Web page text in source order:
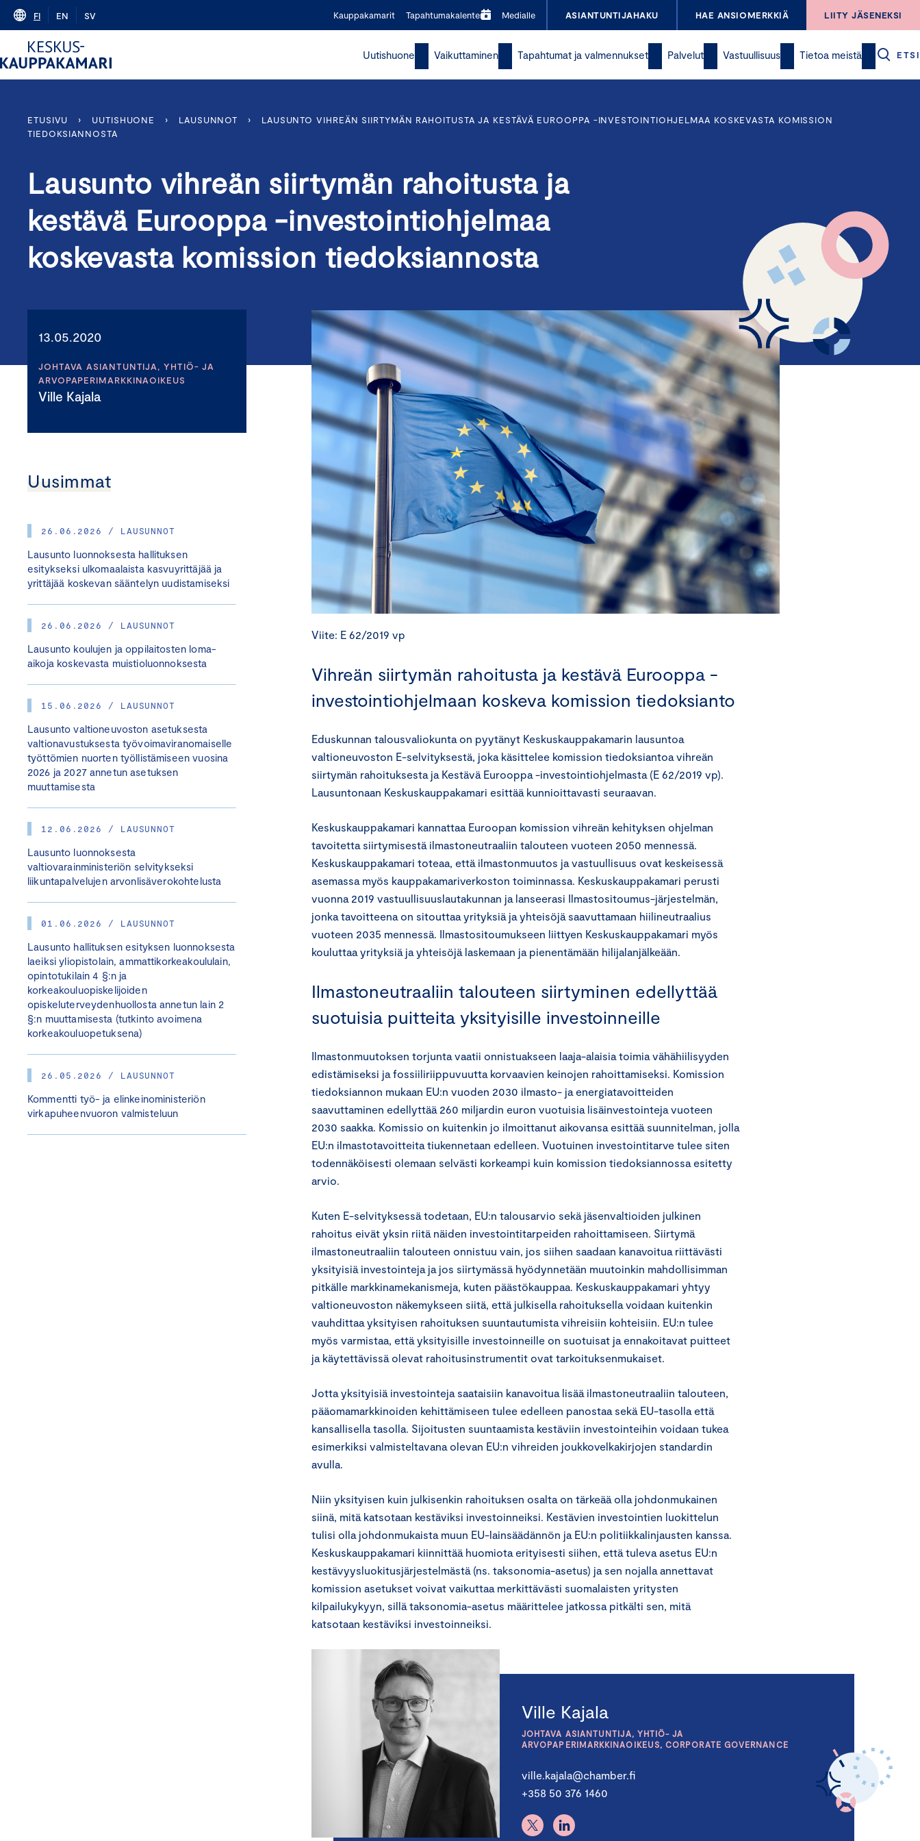
Skip
content
FI EN SV Kauppakamarit Tapahtumakalenteri Medialle ASIANTUNTIJAHAKU HAE ANSIOMERKKIÄ LIITY JÄSENEKSI
Uutishuone Vaikuttaminen Tapahtumat ja valmennukset Palvelut Vastuullisuus Tietoa meistä ETSI
ETUSIVU › UUTISHUONE › LAUSUNNOT ›
LAUSUNTO VIHREÄN SIIRTYMÄN RAHOITUSTA JA KESTÄVÄ EUROOPPA -INVESTOINTIOHJELMAA KOSKEVASTA KOMISSION
TIEDOKSIANNOSTA
Lausunto vihreän siirtymän rahoitusta ja
kestävä Eurooppa -investointiohjelmaa
koskevasta komission tiedoksiannosta
13.05.2020
JOHTAVA ASIANTUNTIJA, YHTIÖ- JA
ARVOPAPERIMARKKINAOIKEUS
Ville Kajala
Uusimmat
26.06.2026 / LAUSUNNOT
Lausunto luonnoksesta hallituksen
esitykseksi ulkomaalaista kasvuyrittäjää ja
yrittäjää koskevan sääntelyn uudistamiseksi
26.06.2026 / LAUSUNNOT
Lausunto koulujen ja oppilaitosten loma-
aikoja koskevasta muistioluonnoksesta
15.06.2026 / LAUSUNNOT
Lausunto valtioneuvoston asetuksesta
valtionavustuksesta työvoimaviranomaiselle
työttömien nuorten työllistämiseen vuosina
2026 ja 2027 annetun asetuksen
muuttamisesta
12.06.2026 / LAUSUNNOT
Lausunto luonnoksesta
valtiovarainministeriön selvitykseksi
liikuntapalvelujen arvonlisäverokohtelusta
01.06.2026 / LAUSUNNOT
Lausunto hallituksen esityksen luonnoksesta
laeiksi yliopistolain, ammattikorkeakoululain,
opintotukilain 4 §:n ja
korkeakouluopiskelijoiden
opiskeluterveydenhuollosta annetun lain 2
§:n muuttamisesta (tutkinto avoimena
korkeakouluopetuksena)
26.05.2026 / LAUSUNNOT
Kommentti työ- ja elinkeinoministeriön
virkapuheenvuoron valmisteluun
Viite: E 62/2019 vp
Vihreän siirtymän rahoitusta ja kestävä Eurooppa -
investointiohjelmaan koskeva komission tiedoksianto
Eduskunnan talousvaliokunta on pyytänyt Keskuskauppakamarin lausuntoa
valtioneuvoston E-selvityksestä, joka käsittelee komission tiedoksiantoa vihreän
siirtymän rahoituksesta ja Kestävä Eurooppa -investointiohjelmasta (E 62/2019 vp).
Lausuntonaan Keskuskauppakamari esittää kunnioittavasti seuraavan.
Keskuskauppakamari kannattaa Euroopan komission vihreän kehityksen ohjelman
tavoitetta siirtymisestä ilmastoneutraaliin talouteen vuoteen 2050 mennessä.
Keskuskauppakamari toteaa, että ilmastonmuutos ja vastuullisuus ovat keskeisessä
asemassa myös kauppakamariverkoston toiminnassa. Keskuskauppakamari perusti
vuonna 2019 vastuullisuuslautakunnan ja lanseerasi Ilmastositoumus-järjestelmän,
jonka tavoitteena on sitouttaa yrityksiä ja yhteisöjä saavuttamaan hiilineutraalius
vuoteen 2035 mennessä. Ilmastositoumukseen liittyen Keskuskauppakamari myös
kouluttaa yrityksiä ja yhteisöjä laskemaan ja pienentämään hilijalanjälkeään.
Ilmastoneutraaliin talouteen siirtyminen edellyttää
suotuisia puitteita yksityisille investoinneille
Ilmastonmuutoksen torjunta vaatii onnistuakseen laaja-alaisia toimia vähähiilisyyden
edistämiseksi ja fossiiliriippuvuutta korvaavien keinojen rahoittamiseksi. Komission
tiedoksiannon mukaan EU:n vuoden 2030 ilmasto- ja energiatavoitteiden
saavuttaminen edellyttää 260 miljardin euron vuotuisia lisäinvestointeja vuoteen
2030 saakka. Komissio on kuitenkin jo ilmoittanut aikovansa esittää suunnitelman, jolla
EU:n ilmastotavoitteita tiukennetaan edelleen. Vuotuinen investointitarve tulee siten
todennäköisesti olemaan selvästi korkeampi kuin komission tiedoksiannossa esitetty
arvio.
Kuten E-selvityksessä todetaan, EU:n talousarvio sekä jäsenvaltioiden julkinen
rahoitus eivät yksin riitä näiden investointitarpeiden rahoittamiseen. Siirtymä
ilmastoneutraaliin talouteen onnistuu vain, jos siihen saadaan kanavoitua riittävästi
yksityisiä investointeja ja jos siirtymässä hyödynnetään muutoinkin mahdollisimman
pitkälle markkinamekanismeja, kuten päästökauppaa. Keskuskauppakamari yhtyy
valtioneuvoston näkemykseen siitä, että julkisella rahoituksella voidaan kuitenkin
vauhdittaa yksityisen rahoituksen suuntautumista vihreisiin kohteisiin. EU:n tulee
myös varmistaa, että yksityisille investoinneille on suotuisat ja ennakoitavat puitteet
ja käytettävissä olevat rahoitusinstrumentit ovat tarkoituksenmukaiset.
Jotta yksityisiä investointeja saataisiin kanavoitua lisää ilmastoneutraaliin talouteen,
pääomamarkkinoiden kehittämiseen tulee edelleen panostaa sekä EU-tasolla että
kansallisella tasolla. Sijoitusten suuntaamista kestäviin investointeihin voidaan tukea
esimerkiksi valmisteltavana olevan EU:n vihreiden joukkovelkakirjojen standardin
avulla.
Niin yksityisen kuin julkisenkin rahoituksen osalta on tärkeää olla johdonmukainen
siinä, mitä katsotaan kestäviksi investoinneiksi. Kestävien investointien luokittelun
tulisi olla johdonmukaista muun EU-lainsäädännön ja EU:n politiikkalinjausten kanssa.
Keskuskauppakamari kiinnittää huomiota erityisesti siihen, että tuleva asetus EU:n
kestävyysluokitusjärjestelmästä (ns. taksonomia-asetus) ja sen nojalla annettavat
komission asetukset voivat vaikuttaa merkittävästi suomalaisten yritysten
kilpailukykyyn, sillä taksonomia-asetus määrittelee jatkossa pitkälti sen, mitä
katsotaan kestäviksi investoinneiksi.
Ville Kajala
JOHTAVA ASIANTUNTIJA, YHTIÖ- JA
ARVOPAPERIMARKKINAOIKEUS, CORPORATE GOVERNANCE
ville.kajala@chamber.fi
+358 50 376 1460